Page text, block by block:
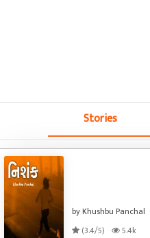
Stories
by Khushbu Panchal
(3.4/5)
5.4k